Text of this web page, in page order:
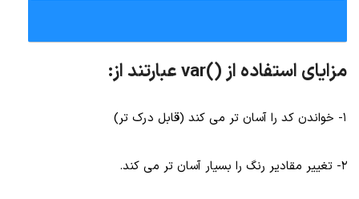
مزایای استفاده از ()var عبارتند از:
1- خواندن کد را آسان تر می کند (قابل درک تر)
2- تغییر مقادیر رنگ را بسیار آسان تر می کند.